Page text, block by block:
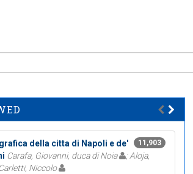
11,903
della citta di Napoli e de'
Carafa, Giovanni, duca di Noia
; Aloja,
Niccolo